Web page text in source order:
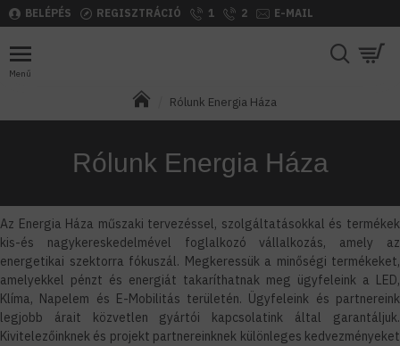
BELÉPÉS REGISZTRÁCIÓ 1 2 E-MAIL
Rólunk Energia Háza
Rólunk Energia Háza
Az Energia Háza műszaki tervezéssel, szolgáltatásokkal és termékek
kis-és nagykereskedelmével foglalkozó vállalkozás, amely az
energetikai szektorra fókuszál. Megkeressük a minőségi termékeket,
amelyekkel pénzt és energiát takaríthatnak meg ügyfeleink a LED,
Klíma, Napelem és E-Mobilitás területén. Ügyfeleink és partnereink
legjobb árait közvetlen gyártói kapcsolatink által garantáljuk.
Kivitelezőinknek és projekt partnereinknek különleges kedvezményeket